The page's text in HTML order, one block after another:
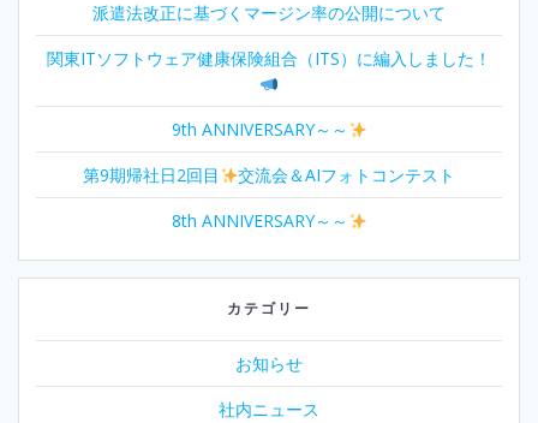
派遣法改正に基づくマージン率の公開について
関東ITソフトウェア健康保険組合（ITS）に編入しました！
9th ANNIVERSARY～～
第9期帰社日2回目
交流会＆AIフォトコンテスト
8th ANNIVERSARY～～
カテゴリー
お知らせ
社内ニュース